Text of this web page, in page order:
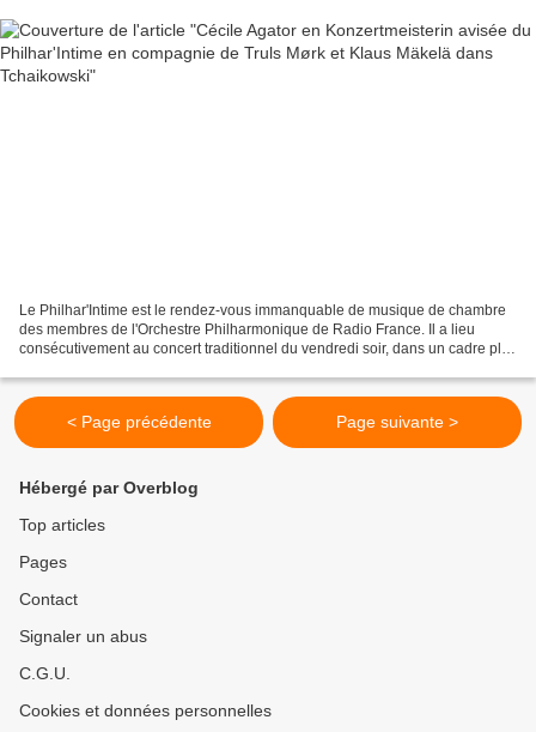
Le Philhar'Intime est le rendez-vous immanquable de musique de chambre
des membres de l'Orchestre Philharmonique de Radio France. Il a lieu
consécutivement au concert traditionnel du vendredi soir, dans un cadre plus
< Page précédente Page suivante >
Hébergé par Overblog
Top articles
Pages
Contact
Signaler un abus
C.G.U.
Cookies et données personnelles